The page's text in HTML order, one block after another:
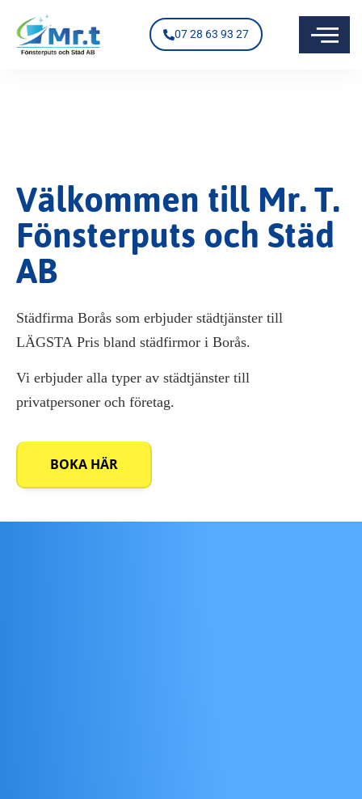
07 28 63 93 27
Välkommen till Mr. T.
Fönsterputs och Städ
AB
Städfirma Borås som erbjuder städtjänster till
LÄGSTA Pris bland städfirmor i Borås.
Vi erbjuder alla typer av städtjänster till
privatpersoner och företag.
BOKA HÄR